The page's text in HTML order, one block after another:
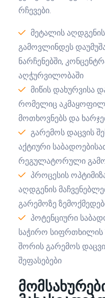
რჩევები.
მეტალის
გამოვლინდეს
ნარჩენებში,
აღჭურვილობაში
მიწის დახურვისა
რომელიც
მოთხოვნებს და
გარემოს დაცვის
აქტიური
რეგულატორული
პროცესის
აღდგენის
გარემოზე
პოტენციური
საჭირო სიფრთხილის
შორის გარემოს
შეფასებები